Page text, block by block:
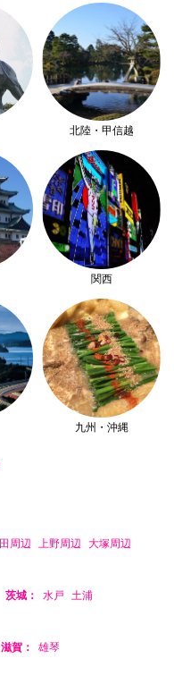
北陸・甲信越
関西
九州・沖縄
周辺 上野周辺 大塚周辺
茨城： 水戸 土浦
滋賀： 雄琴